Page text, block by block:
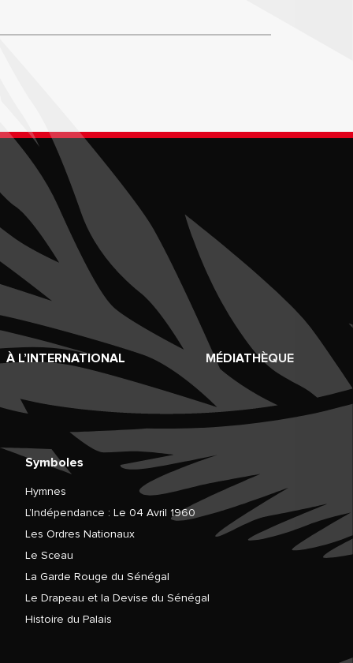
À L’INTERNATIONAL MÉDIATHÈQUE
Symboles
Hymnes
L’Indépendance : Le 04 Avril 1960
Les Ordres Nationaux
Le Sceau
La Garde Rouge du Sénégal
Le Drapeau et la Devise du Sénégal
Histoire du Palais